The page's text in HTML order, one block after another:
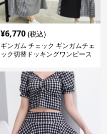
¥6,770 (税込)
ギンガム チェック ギンガムチェ
ック切替ドッキングワンピース